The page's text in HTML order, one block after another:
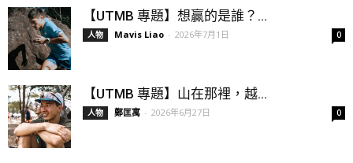
【UTMB 專題】想贏的是誰？...
人物 Mavis Liao - 2026年7月1日 0
【UTMB 專題】山在那裡，越...
人物 鄭匡寓 - 2026年6月27日 0